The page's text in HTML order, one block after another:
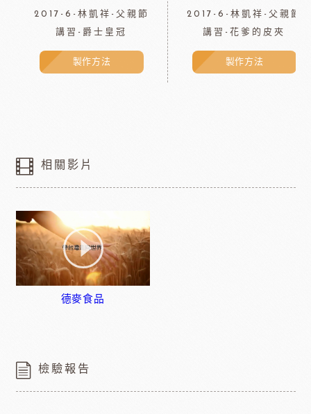
2017-6-林凱祥-父親節
講習-爵士皇冠
製作方法
2017-6-林凱祥-父親節
講習-花爹的皮夾
製作方法
相關影片
德麥食品
檢驗報告